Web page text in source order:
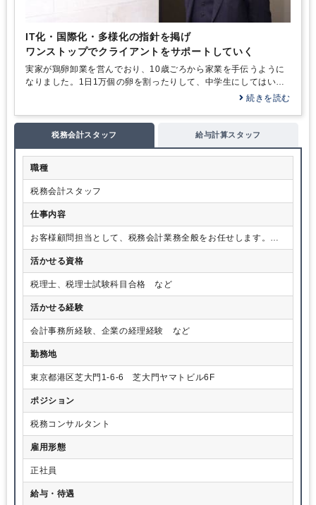
IT化・国際化・多様化の指針を掲げ
ワンストップでクライアントをサポートしていく
実家が鶏卵卸業を営んでおり、10歳ごろから家業を手伝うように
なりました。1日1万個の卵を割ったりして、中学生にしてはいい
バイトでした（笑）。その頃芽生えたのが「将来は事業をやりた
活を謳歌しようと思っていたのですが、ハンググライダーのサー
クルでの活動中、墜落し、骨折してハングのライセンス取得を断
念……。そんな経緯もあって、本格的に公認会計士試験に向けた
勉強を始めたのです。
計監査の実務を学びます。ところが、つくられた財務諸表をチェ
ックするという業務がどうも性に合いません。そこで心機一転、
外資系の事業会社に転職。現場の経理実務やファイナンス、レポ
ーティングなどを一とおり学んだ後、英語を学ぶべくアメリカへ
留学。ビジネススクールを経て帰国後、アメリカで見たスターバ
ックスをヒントに紅茶の飲食業を立ち上げました。
ここで気づいたのは、私はコストを見る経営分析には長けていた
のですが、売上のつくり方は不得手だったということ。お店を満
席にできても、回転率が上げられないのです。商才はまったく違
うセンスだと気づき、1年ほどで早期撤退。そして御縁があって会
た。そこは小規模ながらも多様な案件を引き受ける事務所でした
ので、税務申告書の作成からIPOのコンサルティング、企業再生の
支援にビジネスプランの作成、資金調達と様々な案件を経験させ
てもらえました。
続きを読む
税務会計スタッフ 給与計算スタッフ
職種
税務会計スタッフ
仕事内容
お客様顧問担当として、税務会計業務全般をお任せします。国
際税務、IPO支援、資金調達、経理アウトソーシング支援などの
幅広い業務まで、希望にもよりますが担当をお願いする場合が
あります。
活かせる資格
税理士、税理士試験科目合格 など
活かせる経験
会計事務所経験、企業の経理経験 など
勤務地
東京都港区芝大門1-6-6 芝大門ヤマトビル6F
ポジション
税務コンサルタント
雇用形態
正社員
給与・待遇